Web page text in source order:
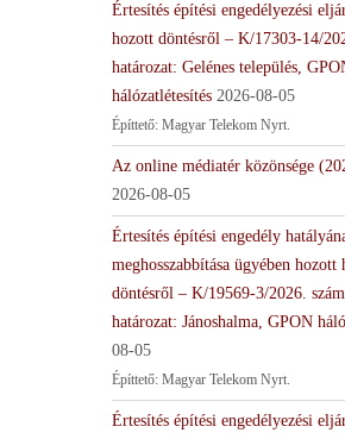
Értesítés építési engedélyezési
hozott döntésről – K/17303-14/
határozat: Gelénes település,
hálózatlétesítés 2026-08-05
Építtető: Magyar Telekom Nyrt.
Az online médiatér közönsége
2026-08-05
Értesítés építési engedély
meghosszabbítása ügyében hozott
döntésről – K/19569-3/2026.
határozat: Jánoshalma, GPON
08-05
Építtető: Magyar Telekom Nyrt.
Értesítés építési engedélyezési